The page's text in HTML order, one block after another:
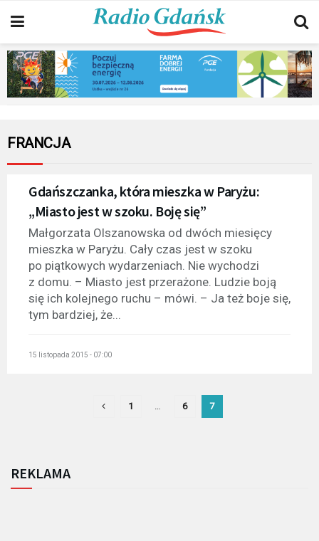
FRANCJA
Gdańszczanka, która mieszka w Paryżu:
„Miasto jest w szoku. Boję się”
Małgorzata Olszanowska od dwóch miesięcy
mieszka w Paryżu. Cały czas jest w szoku
po piątkowych wydarzeniach. Nie wychodzi
z domu. – Miasto jest przerażone. Ludzie boją
się ich kolejnego ruchu – mówi. – Ja też boje się,
tym bardziej, że...
15 listopada 2015 - 07:00
1 … 6 7
REKLAMA